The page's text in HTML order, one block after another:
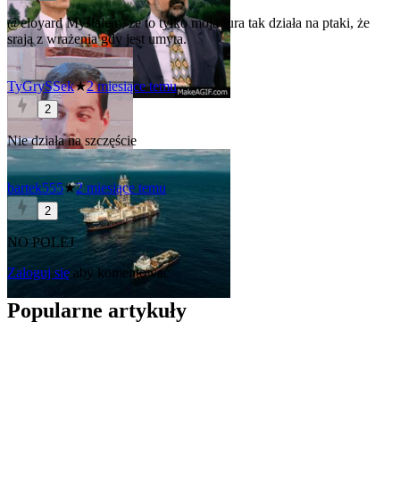
@eloyardMyślałem, że to tylko moja fura tak działa na ptaki, że
srają z wrażenia gdy jest umyta.
TyGrySSek★2 miesiące temu
2
Nie działa na szczęście
bartek555★2 miesiące temu
2
NO POLEJ
Zaloguj się aby komentować
Popularne artykuły